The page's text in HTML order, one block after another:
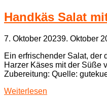
Handkäs Salat
7. Oktober 20239. Oktober
Ein erfrischender Salat, der
Harzer Käses mit der Süße
Zubereitung: Quelle:
Weiterlesen